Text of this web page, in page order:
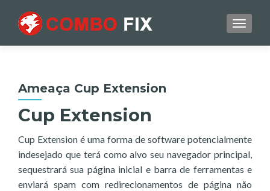
Ameaça Cup Extension
Cup Extension
Cup Extension é uma forma de software potencialmente
indesejado que terá como alvo seu navegador principal,
sequestrará sua página inicial e barra de ferramentas e
enviará spam com redirecionamentos de página não